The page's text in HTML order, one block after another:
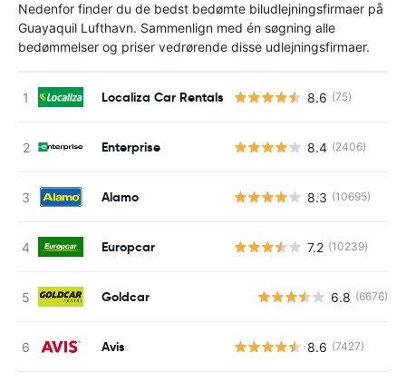
Nedenfor finder du de bedst bedømte biludlejningsfirmaer på
Guayaquil Lufthavn. Sammenlign med én søgning alle
bedømmelser og priser vedrørende disse udlejningsfirmaer.
Localiza Car Rentals 8.6 (75)
Enterprise 8.4 (2406)
Alamo 8.3 (10695)
Europcar 7.2 (10239)
Goldcar 6.8 (6676)
Avis 8.6 (7427)